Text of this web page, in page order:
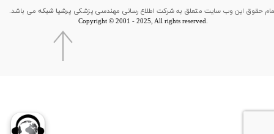
حقوق این وب سایت متعلق به شرکت اطلاع رسانی مهندسی پزشکی پرشیا شبکه می باشد
Copyright © 2001 - 2025, All rights reserved.​​​​​​​